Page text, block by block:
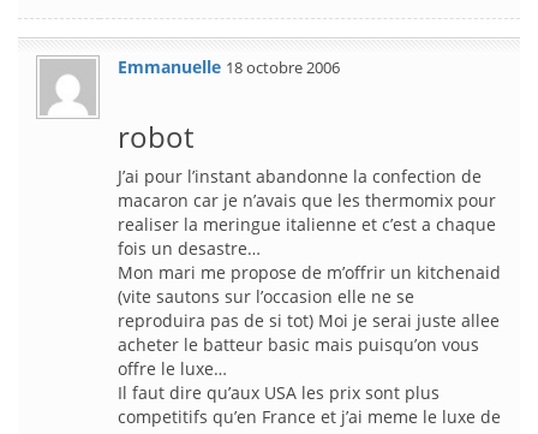
Emmanuelle 18 octobre 2006
robot
J’ai pour l’instant abandonne la confection de
macaron car je n’avais que les thermomix pour
realiser la meringue italienne et c’est a chaque
fois un desastre…
Mon mari me propose de m’offrir un kitchenaid
(vite sautons sur l’occasion elle ne se
reproduira pas de si tot) Moi je serai juste allee
acheter le batteur basic mais puisqu’on vous
offre le luxe…
Il faut dire qu’aux USA les prix sont plus
competitifs qu’en France et j’ai meme le luxe de